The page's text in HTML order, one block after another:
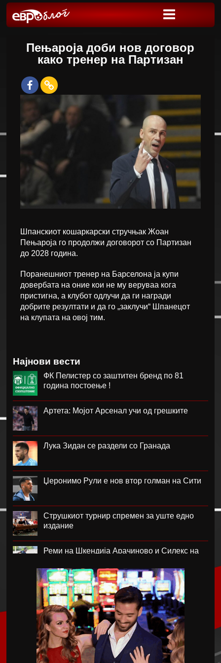
Пењароја доби нов договор
како тренер на Партизан
Шпанскиот кошаркарски стручњак Жоан
Пењароја го продолжи договорот со Партизан
до 2028 година.
Поранешниот тренер на Барселона ја купи
довербата на оние кои не му веруваа кога
пристигна, а клубот одлучи да ги награди
добрите резултати и да го „заклучи“ Шпанецот
на клупата на овој тим.
Најнови вести
ФК Пелистер со заштитен бренд по 81
година постоење !
Артета: Мојот Арсенал учи од грешките
Лука Зидан се раздели со Гранада
Џеронимо Рули е нов втор голман на Сити
Струшкиот турнир спремен за уште едно
издание
Реми на Шкендија Арачиново и Силекс на
Јунајтед позајми два свои голови
Пеп Чаварија од Рајо пред потпис со Челзи
Рајндерс е приоритет на Јуве во летниот